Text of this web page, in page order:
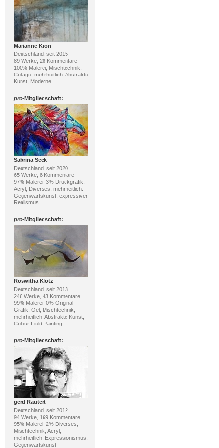
Marianne Kron
Deutschland, seit 2015
89 Werke, 28 Kommentare
100% Malerei; Mischtechnik,
Collage; mehrheitlich: Abstrakte
Kunst, Moderne
pro-Mitgliedschaft:
Sabrina Seck
Deutschland, seit 2020
65 Werke, 8 Kommentare
97% Malerei, 3% Druckgrafik;
Acryl, Diverses; mehrheitlich:
Gegenwartskunst, expressiver
Realismus
pro-Mitgliedschaft:
Roswitha Klotz
Deutschland, seit 2013
246 Werke, 43 Kommentare
99% Malerei, 0% Original-
Grafik; Oel, Mischtechnik;
mehrheitlich: Abstrakte Kunst,
Colour Field Painting
pro-Mitgliedschaft:
gerd Rautert
Deutschland, seit 2012
94 Werke, 169 Kommentare
95% Malerei, 2% Diverses;
Mischtechnik, Acryl;
mehrheitlich: Expressionismus,
Gegenwartskunst